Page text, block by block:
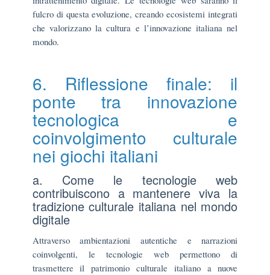
fulcro di questa evoluzione, creando ecosistemi integrati
che valorizzano la cultura e l’innovazione italiana nel
mondo.
6. Riflessione finale: il
ponte tra innovazione
tecnologica e
coinvolgimento culturale
nei giochi italiani
a. Come le tecnologie web
contribuiscono a mantenere viva la
tradizione culturale italiana nel mondo
digitale
Attraverso ambientazioni autentiche e narrazioni
coinvolgenti, le tecnologie web permettono di
trasmettere il patrimonio culturale italiano a nuove